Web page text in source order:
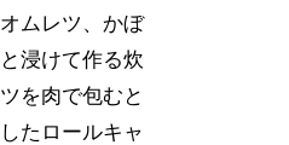
ムレツ、かぼ
浸けて作る炊
を肉で包むと
たロールキャ